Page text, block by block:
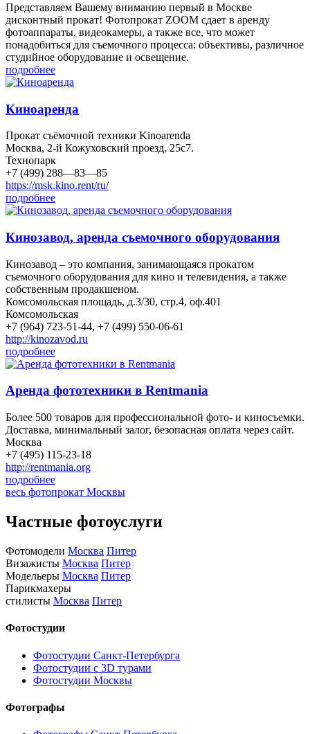
Представляем Вашему вниманию первый в Москве
дисконтный прокат! Фотопрокат ZOOM сдает в аренду
фотоаппараты, видеокамеры, а также все, что может
понадобиться для съемочного процесса: объективы, различное
студийное оборудование и освещение.
подробнее
Киноаренда
Прокат съёмочной техники Kinoarenda
Москва, 2-й Кожуховский проезд, 25с7.
Технопарк
+7 (499) 288—83—85
https://msk.kino.rent/ru/
подробнее
Кинозавод, аренда съемочного оборудования
Кинозавод – это компания, занимающаяся прокатом
съемочного оборудования для кино и телевидения, а также
собственным продакшеном.
Комсомольская площадь, д.3/30, стр.4, оф.401
Комсомольская
+7 (964) 723-51-44, +7 (499) 550-06-61
http://kinozavod.ru
подробнее
Аренда фототехники в Rentmania
Более 500 товаров для профессиональной фото- и киносъемки.
Доставка, минимальный залог, безопасная оплата через сайт.
Москва
+7 (495) 115-23-18
http://rentmania.org
подробнее
весь фотопрокат Москвы
Частные фотоуслуги
Фотомодели Москва Питер
Визажисты Москва Питер
Модельеры Москва Питер
Парикмахеры
стилисты Москва Питер
Фотостудии
Фотостудии Санкт-Петербурга
Фотостудии с 3D турами
Фотостудии Москвы
Фотографы